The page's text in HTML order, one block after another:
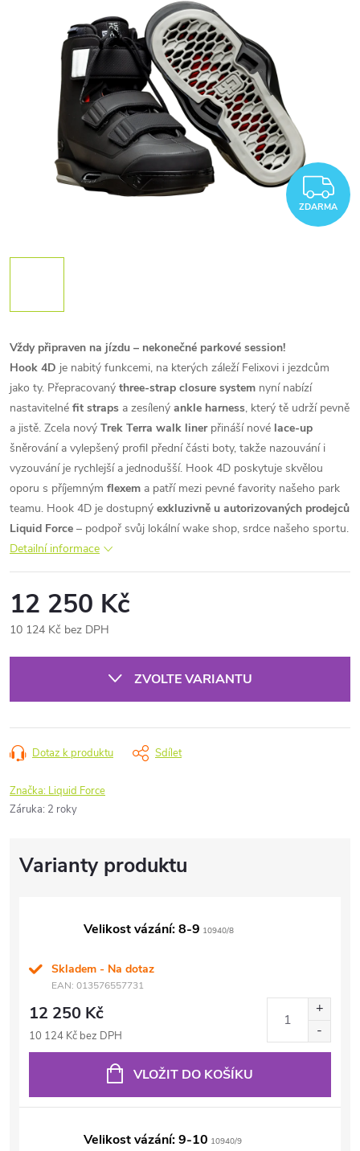
ZDARMA
Vždy připraven na jízdu – nekonečné parkové session!
Hook 4D je nabitý funkcemi, na kterých záleží Felixovi i jezdcům
jako ty. Přepracovaný three-strap closure system nyní nabízí
nastavitelné fit straps a zesílený ankle harness, který tě udrží pevně
a jistě. Zcela nový Trek Terra walk linerpřináší nové lace-up
šněrování a vylepšený profil přední části boty, takže nazouvání i
vyzouvání je rychlejší a jednodušší. Hook 4D poskytuje skvělou
oporu s příjemným flexem a patří mezi pevné favority našeho park
teamu. Hook 4D je dostupný exkluzivně u autorizovaných prodejců
Liquid Force – podpoř svůj lokální wake shop, srdce našeho sportu.
Detailní informace
12 250 Kč
10 124 Kč bez DPH
ZVOLTE VARIANTU
Dotaz k produktu Sdílet
Značka: Liquid Force
Záruka: 2 roky
Velikost vázání: 8-9 10940/8
Skladem - Na dotaz
EAN: 013576557731
12 250 Kč
10 124 Kč bez DPH
VLOŽIT DO KOŠÍKU
Velikost vázání: 9-10 10940/9